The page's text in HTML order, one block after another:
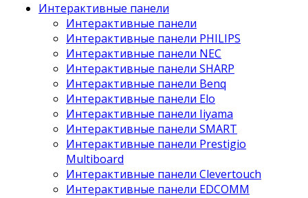
Интерактивные панели
Интерактивные панели
Интерактивные панели PHILIPS
Интерактивные панели NEC
Интерактивные панели SHARP
Интерактивные панели Benq
Интерактивные панели Elo
Интерактивные панели Iiyama
Интерактивные панели SMART
Интерактивные панели Prestigio
Multiboard
Интерактивные панели Clevertouch
Интерактивные панели EDCOMM